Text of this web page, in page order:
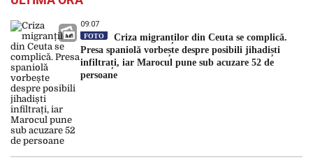
09:07
FOTO
Criza migranților din Ceuta se complică.
Presa spaniolă vorbește despre posibili jihadiști
infiltrați, iar Marocul pune sub acuzare 52 de
persoane